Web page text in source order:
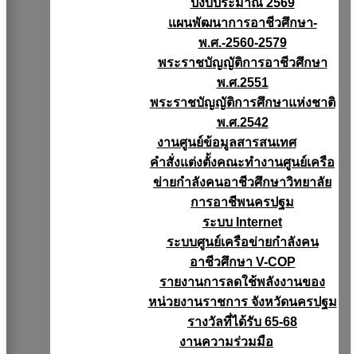
ปีงบประมาณ 2569
แผนพัฒนาการอาชีวศึกษา-
พ.ศ.-2560-2579
พระราชบัญญัติการอาชีวศึกษา
พ.ศ.2551
พระราชบัญญัติการศึกษาแห่งชาติ
พ.ศ.2542
งานศูนย์ข้อมูลสารสนเทศ
คำสั่งแต่งตั้งคณะทำงานศูนย์เครือ
ข่ายกำลังคนอาชีวศึกษาวิทยาลัย
การอาชีพนครปฐม
ระบบ Internet
ระบบศูนย์เครือข่ายกำลังคน
อาชีวศึกษา V-COP
รายงานการลดใช้พลังงานของ
หน่วยงานราชการ จังหวัดนครปฐม
รางวัลที่ได้รับ 65-68
งานความร่วมมือ